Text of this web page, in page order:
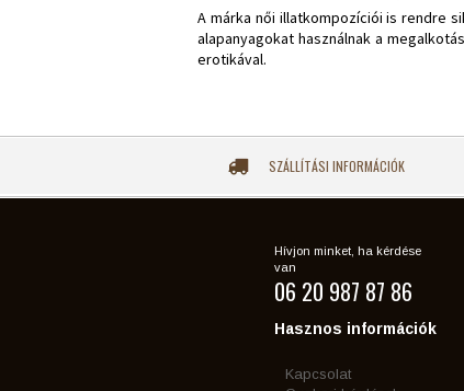
A márka női illatkompozíciói is rendre
alapanyagokat használnak a
erotikával.
SZÁLLÍTÁSI INFORMÁCIÓK
Hívjon minket, ha kérdése
van
06 20 987 87 86
Hasznos információk
Kapcsolat